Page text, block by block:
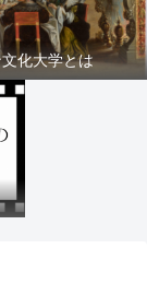
化大学とは